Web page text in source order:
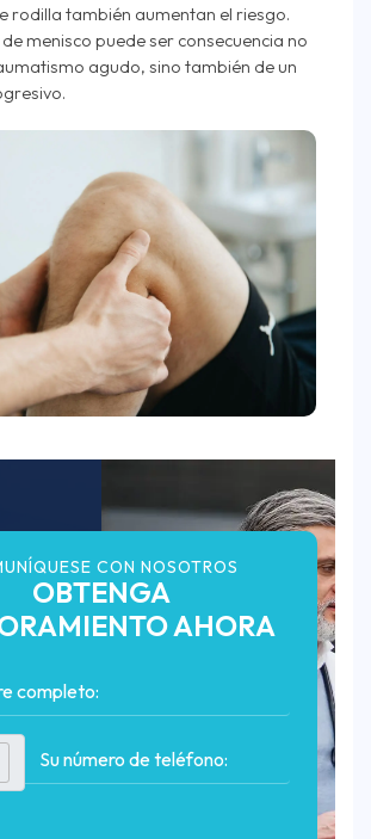
rodilla también aumentan el riesgo.
menisco puede ser consecuencia no
agudo, sino también de un
CON NOSOTROS
OBTENGA
AHORA